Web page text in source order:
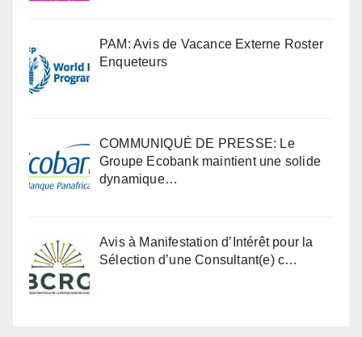
PAM: Avis de Vacance Externe Roster
Enqueteurs
COMMUNIQUÉ DE PRESSE: Le
Groupe Ecobank maintient une solide
dynamique…
Avis à Manifestation d’Intérêt pour la
Sélection d’une Consultant(e) c…